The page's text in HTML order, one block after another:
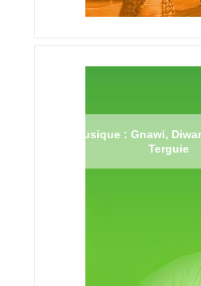
Musique : Gnawi,
Terguie